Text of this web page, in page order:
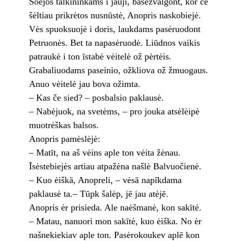
šėltiau prikrėtos nusnūstė, Anopris naskobiejė.
Vės spuoksuojė i doris, laukdams pasėruodont
Petruonės. Bet ta napasėruodė. Liūdnos vaikis
patraukė i ton īstabė vėitelė ož pėrtėis.
Grabaliuodams paseinio, ožkliova ož žmuogaus.
Anuo vėitelė jau bova ožimta.
– Kas če sied? – posbalsio paklausė.
– Nabėjuok, na svetėms, – pro jouka atsėlėipė
muotrėškas balsos.
Anopris pamėslėjė:
– Matīt, na aš vėins aple ton vėita žėnau.
Īsėstebiejės artiau atpažėna našlė Balvuočienė.
– Kuo ėiškā, Anopreli, – vėsā napīkdama
paklausė ta.– Tūpk šalėp, jē jau atėjē.
Anopris ėr prisieda. Ale naėšmanė, kon sakītė.
– Matau, nanuori mon sakītė, kuo ėiška. No ėr
našnekiekiav aple ton. Pasėrokoukev aplē kon